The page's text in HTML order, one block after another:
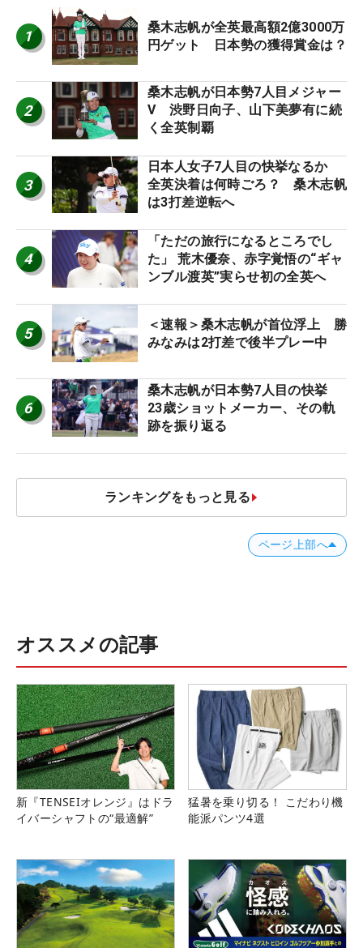
1
桑木志帆が全英最高額2億3000万
円ゲット 日本勢の獲得賞金は？
2
桑木志帆が日本勢7人目メジャー
V 渋野日向子、山下美夢有に続
く全英制覇
3
日本人女子7人目の快挙なるか
全英決着は何時ごろ？ 桑木志帆
は3打差逆転へ
4
「ただの旅行になるところでし
た」 荒木優奈、赤字覚悟の“ギャ
ンブル渡英”実らせ初の全英へ
5
＜速報＞桑木志帆が首位浮上 勝
みなみは2打差で後半プレー中
6
桑木志帆が日本勢7人目の快挙
23歳ショットメーカー、その軌
跡を振り返る
ランキングをもっと見る
ページ上部へ
オススメの記事
新『TENSEIオレンジ』はドラ
イバーシャフトの“最適解”
猛暑を乗り切る！ こだわり機
能派パンツ4選